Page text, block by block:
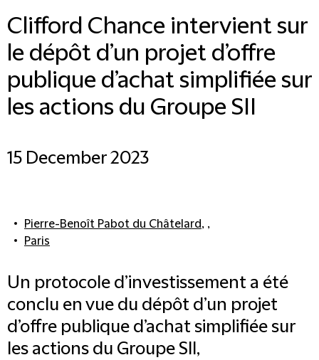
Clifford Chance intervient sur
le dépôt d’un projet d’offre
publique d’achat simplifiée sur
les actions du Groupe SII
15 December 2023
Pierre-Benoît Pabot du Châtelard, ,
Paris
Un protocole d’investissement a été
conclu en vue du dépôt d’un projet
d’offre publique d’achat simplifiée sur
les actions du Groupe SII,